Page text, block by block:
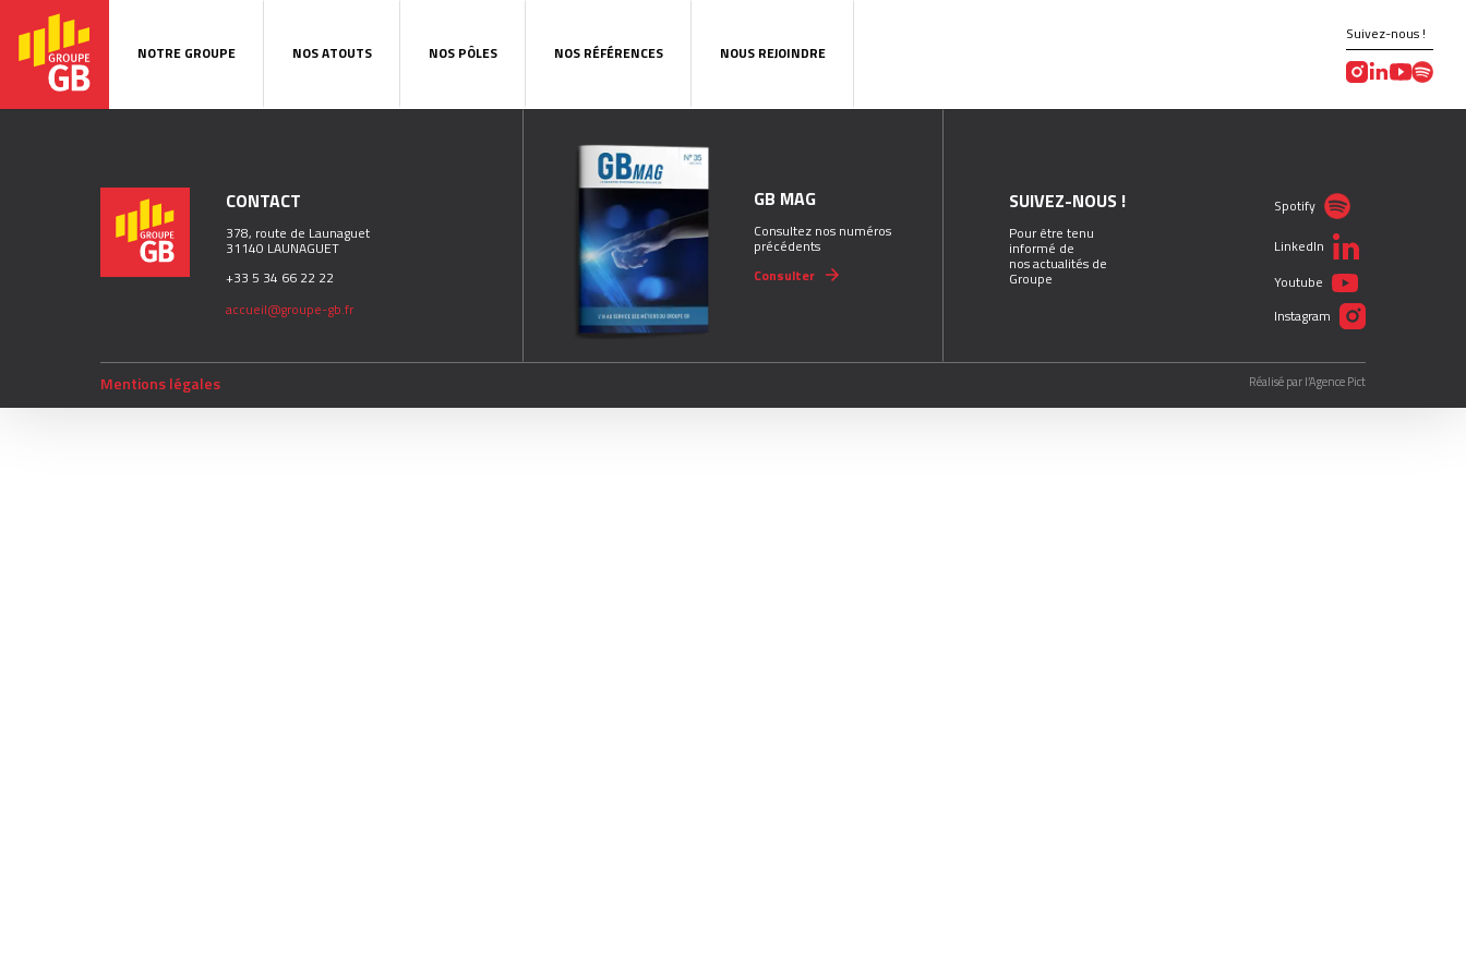
NOTRE GROUPE NOS ATOUTS NOS PÔLES NOS RÉFÉRENCES NOUS REJOINDRE
Suivez-nous !
CONTACT
378, route de Launaguet
31140 LAUNAGUET
+33 5 34 66 22 22
accueil@groupe-gb.fr
GB MAG
Consultez nos numéros
précédents
Consulter
SUIVEZ-NOUS !
Pour être tenu
informé de
nos actualités de
Groupe
Spotify
LinkedIn
Youtube
Instagram
Mentions légales Réalisé par l’Agence Pict